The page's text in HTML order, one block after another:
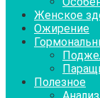
Женское
Ожирение
Полезное